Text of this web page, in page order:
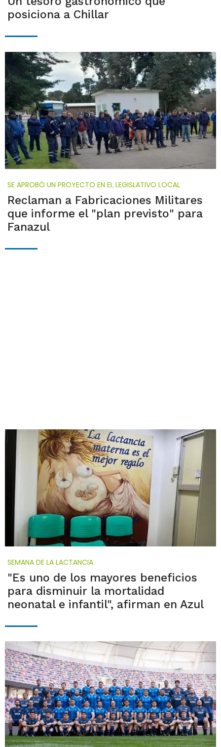
posiciona a Chillar
SE APROBÓ UN PROYECTO EN EL LEGISLATIVO LOCAL
Reclaman a Fabricaciones Militares
que informe el "plan previsto" para
Fanazul
SEMANA DE LA LACTANCIA
"Es uno de los mayores beneficios
para disminuir la mortalidad
neonatal e infantil", afirman en Azul